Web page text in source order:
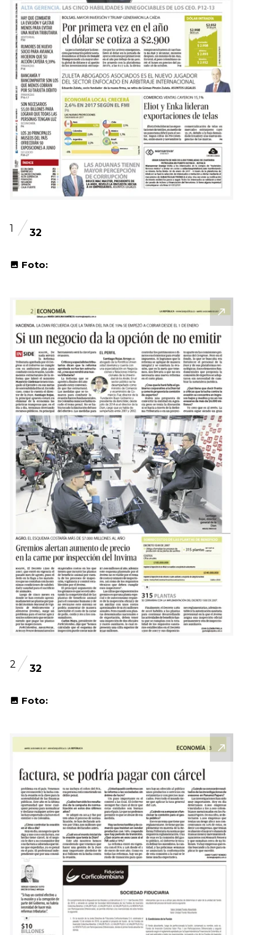
1 32
Foto:
2 32
Foto: